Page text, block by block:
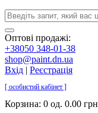
Оптові продажі:
+38050 348-01-38
shop@paint.dn.ua
Вхід | Реєстрація
[ особистий кабінет ]
Корзина: 0 од. 0.00 грн